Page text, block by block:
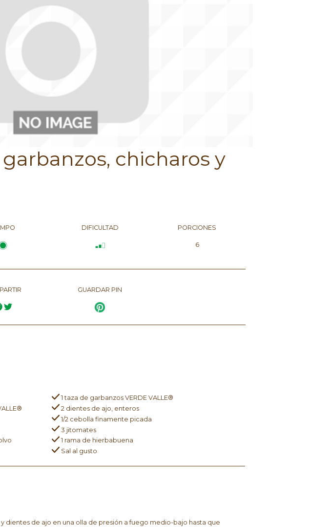
chicharos y
DIFICULTAD PORCIONES
6
GUARDAR PIN
1 taza de garbanzos VERDE VALLE®
2 dientes de ajo, enteros
1/2 cebolla finamente picada
3 jitomates
1 rama de hierbabuena
Sal al gusto
dientes de ajo en una olla de presión a fuego medio-bajo hasta que